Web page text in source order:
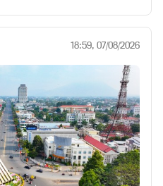
18:59, 07/08/2026